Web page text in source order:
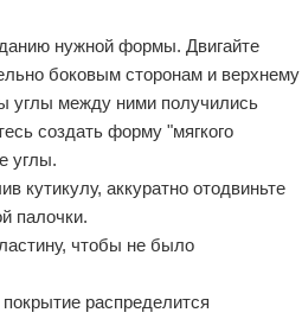
нужной формы. Двигайте
боковым сторонам и верхнему
углы между ними получились
создать форму "мягкого
углы.
кутикулу, аккуратно отодвиньте
палочки.
чтобы не было
распределится